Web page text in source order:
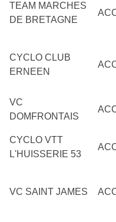
TEAM MARCHES
DE BRETAGNE
CYCLO CLUB
ERNEEN
VC
DOMFRONTAIS
CYCLO VTT
L'HUISSERIE 53
VC SAINT JAMES